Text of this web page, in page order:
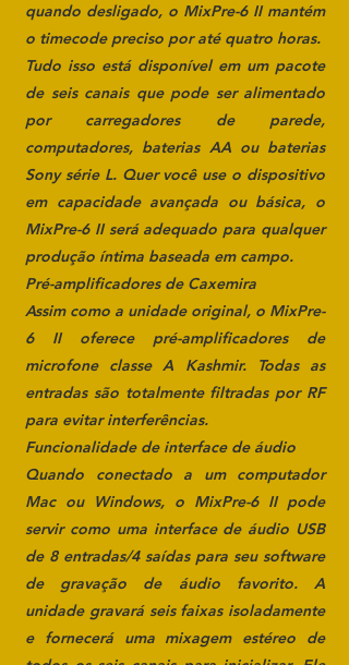
quando desligado, o MixPre-6 II mantém
o timecode preciso por até quatro horas.
Tudo isso está disponível em um pacote
de seis canais que pode ser alimentado
por carregadores de parede,
computadores, baterias AA ou baterias
Sony série L. Quer você use o dispositivo
em capacidade avançada ou básica, o
MixPre-6 II será adequado para qualquer
produção íntima baseada em campo.
Pré-amplificadores de Caxemira
Assim como a unidade original, o MixPre-
6 II oferece pré-amplificadores de
microfone classe A Kashmir. Todas as
entradas são totalmente filtradas por RF
para evitar interferências.
Funcionalidade de interface de áudio
Quando conectado a um computador
Mac ou Windows, o MixPre-6 II pode
servir como uma interface de áudio USB
de 8 entradas/4 saídas para seu software
de gravação de áudio favorito. A
unidade gravará seis faixas isoladamente
e fornecerá uma mixagem estéreo de